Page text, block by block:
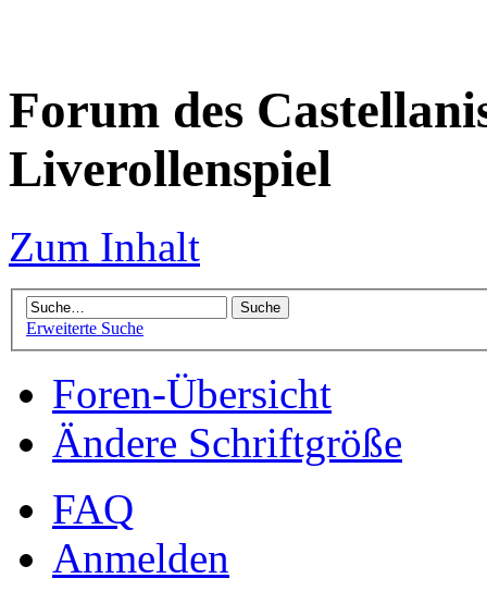
Forum des
Liverollenspiel
Zum Inhalt
Erweiterte Suche
Foren-Übersicht
Ändere Schriftgröße
FAQ
Anmelden